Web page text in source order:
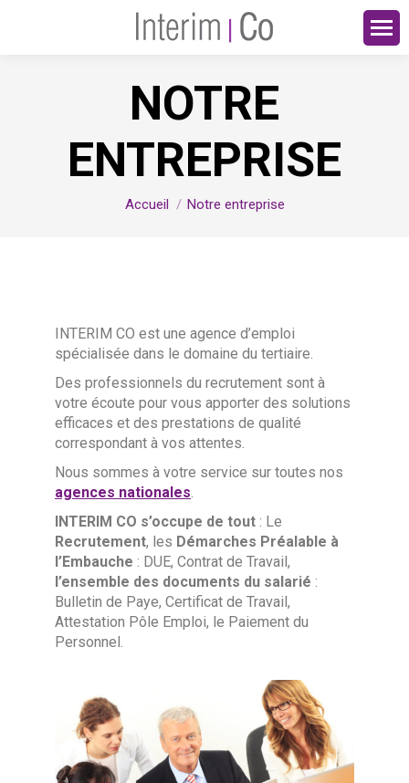
NOTRE
ENTREPRISE
Vous êtes ici :
Accueil Notre entreprise
INTERIM CO est une agence d’emploi
spécialisée dans le domaine du tertiaire.
Des professionnels du recrutement sont à
votre écoute pour vous apporter des solutions
efficaces et des prestations de qualité
correspondant à vos attentes.
Nous sommes à votre service sur toutes nos
agences nationales.
INTERIM CO s’occupe de tout : Le
Recrutement, les Démarches Préalable à
l’Embauche : DUE, Contrat de Travail,
l’ensemble des documents du salarié :
Bulletin de Paye, Certificat de Travail,
Attestation Pôle Emploi, le Paiement du
Personnel.